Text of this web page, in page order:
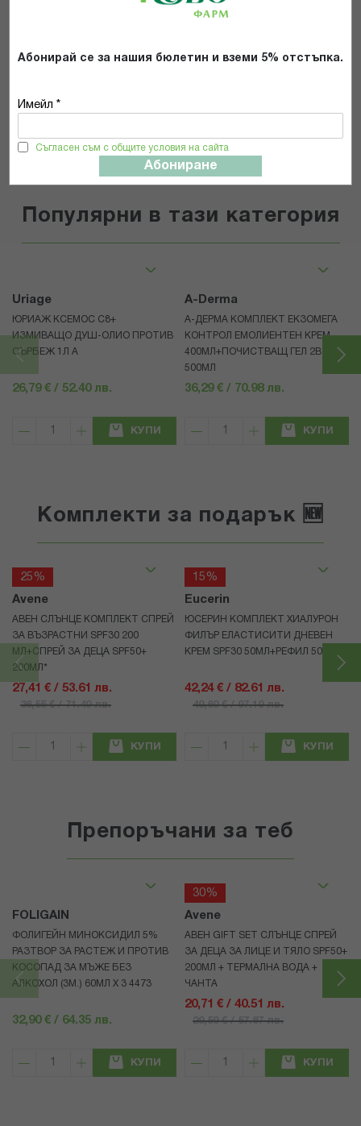
Абонирай се за нашия бюлетин и вземи 5% отстъпка.
Имейл *
Съгласен съм с общите условия на сайта
Абониране
Прочетох и се съгласявам с
Популярни в тази категория
Uriage
ЮРИАЖ КСЕМОС С8+
ИЗМИВАЩО ДУШ-ОЛИО ПРОТИВ
СЪРБЕЖ 1Л A
26,79 € / 52.40 лв.
КУПИ
A-Derma
А-ДЕРМА КОМПЛЕКТ ЕКЗОМЕГА
КОНТРОЛ ЕМОЛИЕНТЕН КРЕМ
400МЛ+ПОЧИСТВАЩ ГЕЛ 2В1
500МЛ
36,29 € / 70.98 лв.
КУПИ
Комплекти за подарък 🆕
25%
Avene
АВЕН СЛЪНЦЕ КОМПЛЕКТ СПРЕЙ
ЗА ВЪЗРАСТНИ SPF30 200
МЛ+СПРЕЙ ЗА ДЕЦА SPF50+
200МЛ*
27,41 € / 53.61 лв.
36,55 € / 71.49 лв.
КУПИ
15%
Eucerin
ЮСЕРИН КОМПЛЕКТ ХИАЛУРОН
ФИЛЪР ЕЛАСТИСИТИ ДНЕВЕН
КРЕМ SPF30 50МЛ+РЕФИЛ 50МЛ
42,24 € / 82.61 лв.
49,69 € / 97.19 лв.
КУПИ
Препоръчани за теб
FOLIGAIN
ФОЛИГЕЙН МИНОКСИДИЛ 5%
РАЗТВОР ЗА РАСТЕЖ И ПРОТИВ
КОСОПАД ЗА МЪЖЕ БЕЗ
АЛКОХОЛ (3М.) 60МЛ X 3 4473
32,90 € / 64.35 лв.
КУПИ
30%
Avene
АВЕН GIFT SET СЛЪНЦЕ СПРЕЙ
ЗА ДЕЦА ЗА ЛИЦЕ И ТЯЛО SPF50+
200МЛ + ТЕРМАЛНА ВОДА +
ЧАНТА
20,71 € / 40.51 лв.
29,59 € / 57.87 лв.
КУПИ